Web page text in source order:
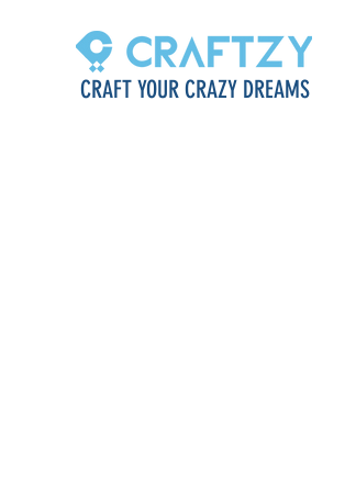
CRAFT YOUR CRAZY DREAMS